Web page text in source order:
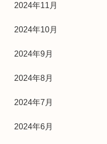
2024年11月
2024年10月
2024年9月
2024年8月
2024年7月
2024年6月